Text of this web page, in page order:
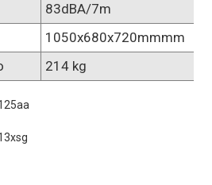
83dBA/7m
1050x680x720mmmm
214 kg